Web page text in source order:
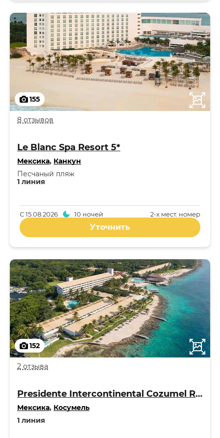
155
8 отзывов
Le Blanc Spa Resort 5*
Мексика, Канкун
1 линия
Песчаный пляж
2-x мест. номер
С15.08.2026 10 ночей
Уточнить
152
2 отзыва
Presidente Intercontinental Cozumel Resort & Spa 5*
Мексика, Косумель
1 линия